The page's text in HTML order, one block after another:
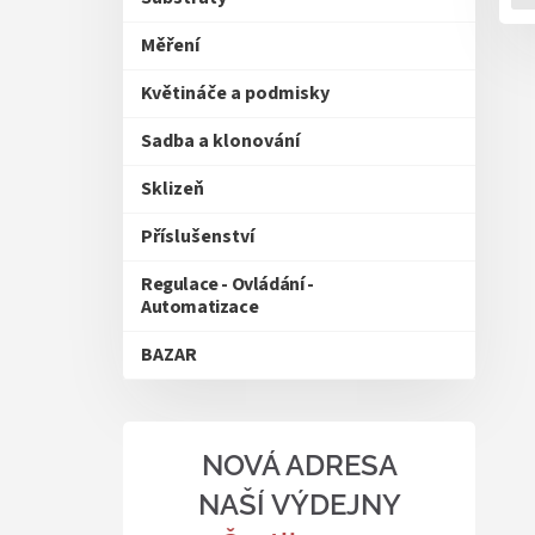
Měření
Květináče a podmisky
Sadba a klonování
Sklizeň
Příslušenství
Regulace - Ovládání -
Automatizace
BAZAR
NOVÁ ADRESA
NAŠÍ VÝDEJNY